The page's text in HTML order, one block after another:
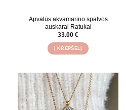
Apvalūs akvamarino spalvos
auskarai Ratukai
33.00 €
Į KREPŠELĮ